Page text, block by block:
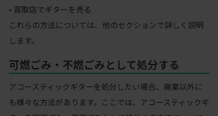
• 買取店でギターを売る
これらの方法については、他のセクションで詳しく説明
します。
可燃ごみ・不燃ごみとして処分する
アコースティックギターを処分したい場合、廃棄以外に
も様々な方法があります。ここでは、アコースティックギ